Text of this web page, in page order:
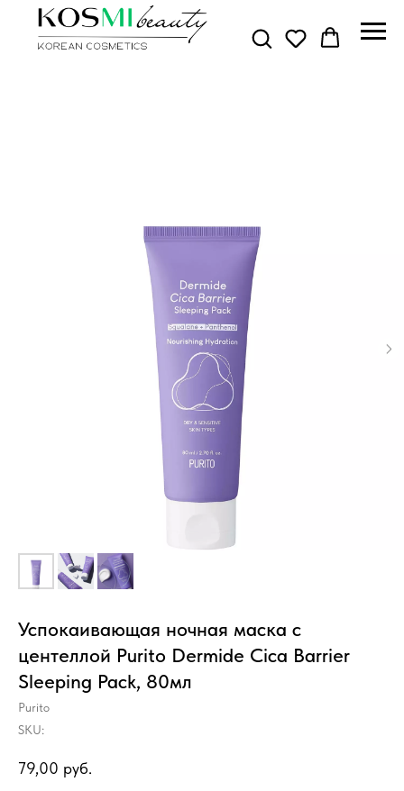
Успокаивающая ночная маска с
центеллой Purito Dermide Cica Barrier
Sleeping Pack, 80мл
Purito
SKU:
79,00 руб.